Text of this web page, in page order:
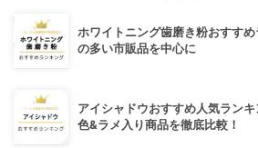
ホワイトニング歯磨き粉おすす
の多い市販品を中心に
アイシャドウおすすめ人気ラン
色&ラメ入り商品を徹底比較！